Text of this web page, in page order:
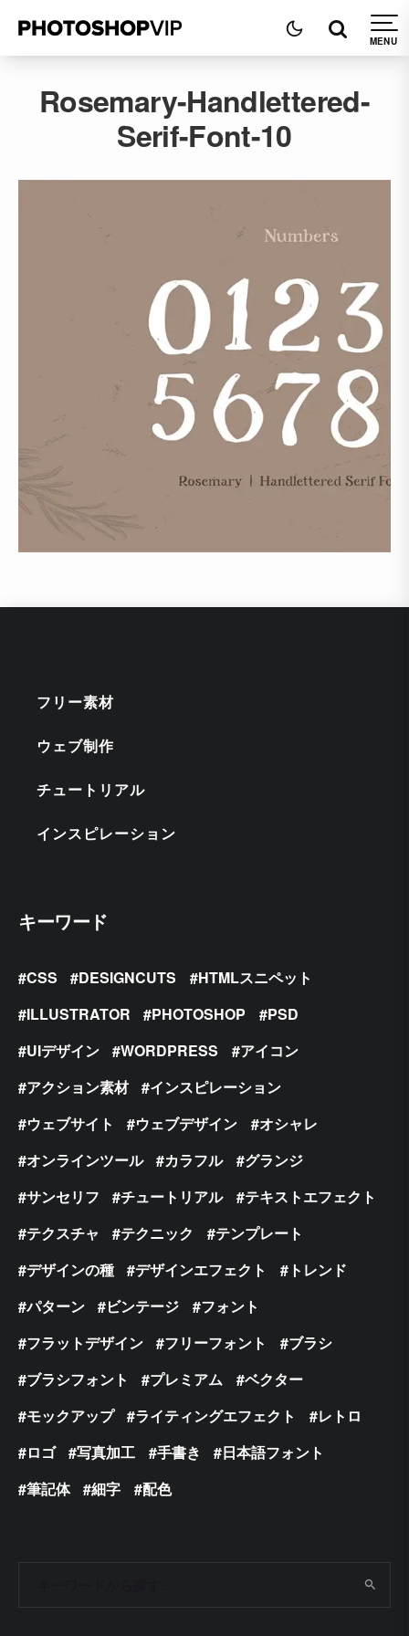
Rosemary-Handlettered-
Serif-Font-10
フリー素材
ウェブ制作
チュートリアル
インスピレーション
キーワード
CSS DESIGNCUTS
HTMLスニペット
ILLUSTRATOR
PHOTOSHOP
PSD
UIデザイン
WORDPRESS
アイコン
アクション素材
インスピレーション
ウェブサイト
ウェブデザイン
オシャレ
オンラインツール
カラフル
グランジ
サンセリフ
チュートリアル
テキストエフェクト
テクスチャ
テクニック
テンプレート
デザインの種
デザインエフェクト
トレンド
パターン
ビンテージ
フォント
フラットデザイン
フリーフォント
ブラシ
ブラシフォント
プレミアム
ベクター
モックアップ
ライティングエフェクト
レトロ
ロゴ
写真加工 手書き
日本語フォント
筆記体
細字 配色